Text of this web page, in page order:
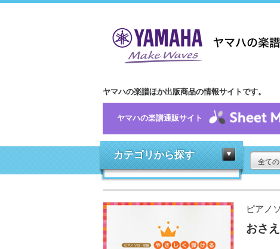
ヤマハの楽譜ほか出版商品の情報サイトです。
ヤマハの楽譜通販サイト
カテゴリから探す
全て
ピアノ
おさ